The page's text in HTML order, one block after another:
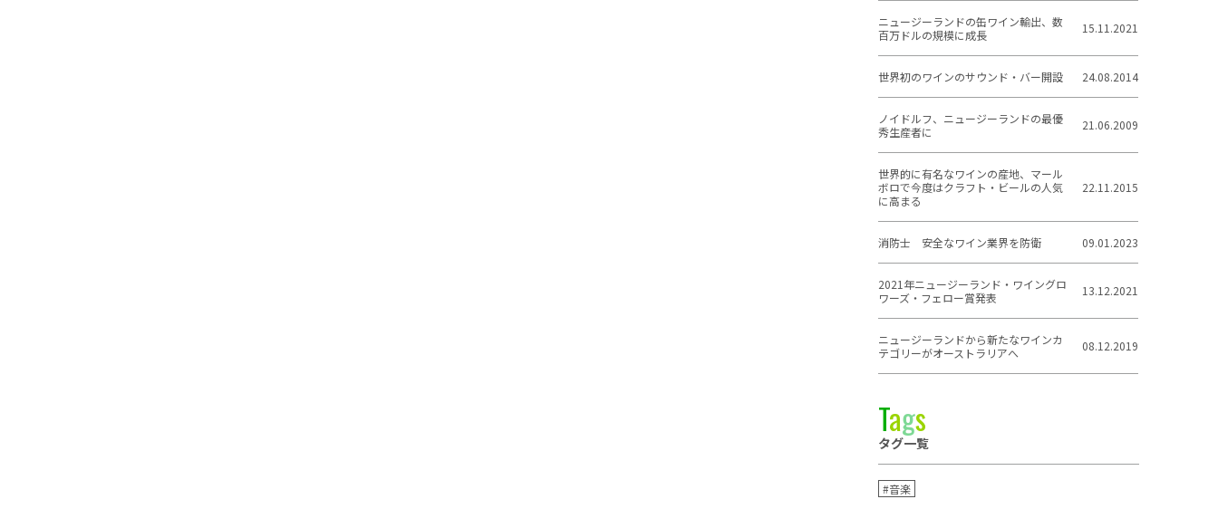
ニュージーランドの缶ワイン輸出、数
百万ドルの規模に成長
15.11.2021
世界初のワインのサウンド・バー開設 24.08.2014
ノイドルフ、ニュージーランドの最優
秀生産者に
21.06.2009
世界的に有名なワインの産地、マール
ボロで今度はクラフト・ビールの人気
に高まる
22.11.2015
消防士 安全なワイン業界を防衛 09.01.2023
2021年ニュージーランド・ワイングロ
ワーズ・フェロー賞発表
13.12.2021
ニュージーランドから新たなワインカ
テゴリーがオーストラリアへ
08.12.2019
Tags
タグ一覧
#音楽